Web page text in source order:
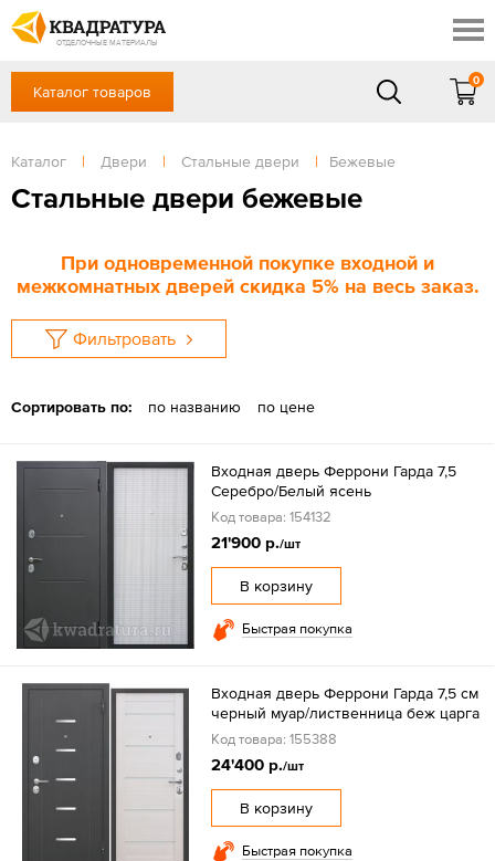
ОТДЕЛОЧНЫЕ МАТЕРИАЛЫ
Профи
Контакты
Доставка и оплата
Выставочный зал
Готовые решения
Отзывы
+7 (861) 217-94-70
Сб, Вс — выходной
ЗАКАЗАТЬ ЗВОНОК
/
Каталог товаров
0
Каталог | Двери | Стальные двери | Бежевые
Стальные двери бежевые
При одновременной покупке входной и
межкомнатных дверей скидка 5% на весь заказ.
Фильтровать
Сортировать по: по названию по цене
Входная дверь Феррони Гарда 7,5
Серебро/Белый ясень
Код товара: 154132
21'900 р./шт
В корзину
Быстрая покупка
Входная дверь Феррони Гарда 7,5 см
черный муар/лиственница беж царга
Код товара: 155388
24'400 р./шт
В корзину
Быстрая покупка